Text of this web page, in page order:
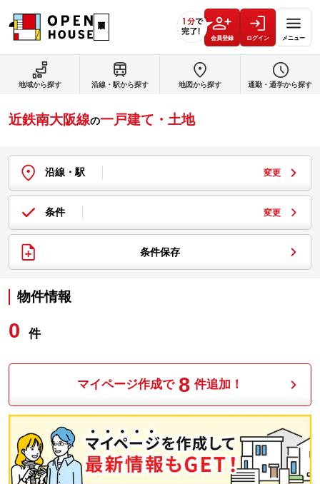
会員登録 ログイン メニュー
近鉄南大阪線の一戸建て・土地
沿線・駅 変更
条件 変更
条件保存
物件情報
0 件
マイページ作成で 8 件追加！
地域から探す 沿線・駅から探す 地図から探す 通勤・通学から探す